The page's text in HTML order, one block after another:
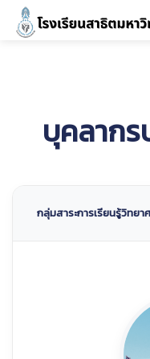
บุคลากร
กลุ่มสาระการเรียนรู้วิทยา